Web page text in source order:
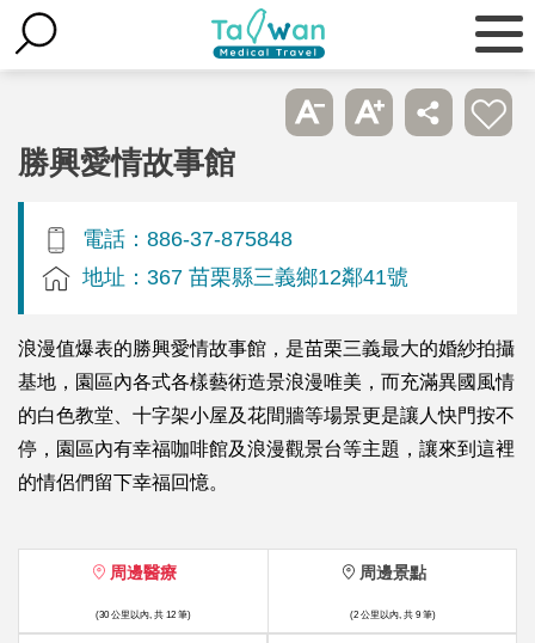
勝興愛情故事館
電話：886-37-875848
地址：367 苗栗縣三義鄉12鄰41號
浪漫值爆表的勝興愛情故事館，是苗栗三義最大的婚紗拍攝
基地，園區內各式各樣藝術造景浪漫唯美，而充滿異國風情
的白色教堂、十字架小屋及花間牆等場景更是讓人快門按不
停，園區內有幸福咖啡館及浪漫觀景台等主題，讓來到這裡
的情侶們留下幸福回憶。
周邊醫療
(30 公里以內, 共 12 筆)
周邊景點
(2 公里以內, 共 9 筆)